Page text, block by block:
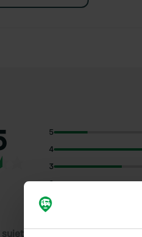
5
4
3
2
1
pour lire les critiques :